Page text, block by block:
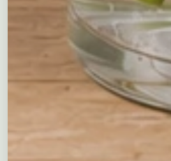
szybki i wygodny proces.
wybrać idealną kompozycję,
gustu obdarowywanej osoby.
logistyce, zapewniamy dostawę
najbliższej okolicy– kwiaty
w dniu zamówienia. Wystarczy
zajmiemy się resztą, dbając o